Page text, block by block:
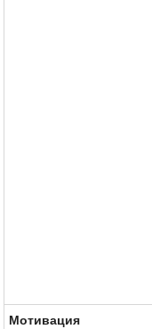
Мотивация